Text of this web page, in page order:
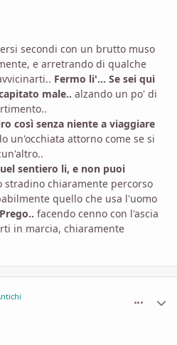
secondi con un brutto muso
e arretrando di qualche
Fermo li'... Se sei qui
male.. alzando un po' di
così senza niente a viaggiare
un'occhiata attorno come se si
sentiero li, e non puoi
stradino chiaramente percorso
quello che usa l'uomo
Prego.. facendo cenno con l'ascia
in marcia, chiaramente